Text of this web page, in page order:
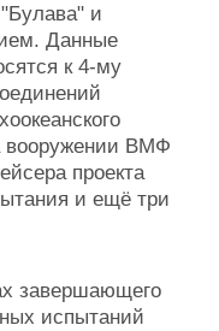
и
Данные
к 4-му
вооружении ВМФ
проекта
и ещё три
завершающего
испытаний